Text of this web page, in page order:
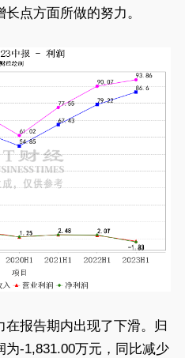
点方面所做的努力。
报告期内出现了下滑。归
为-1,831.00万元，同比减少